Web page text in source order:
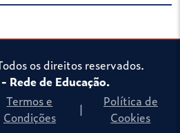
os direitos reservados.
Rede de Educação.
Termos e
Condições
|
Política de
Cookies